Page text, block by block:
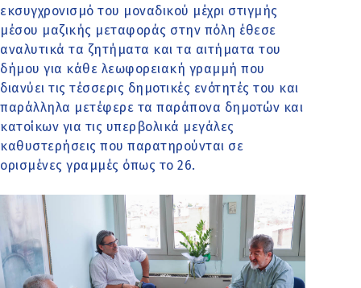
εκσυγχρονισμό του μοναδικού μέχρι στιγμής
μέσου μαζικής μεταφοράς στην πόλη έθεσε
αναλυτικά τα ζητήματα και τα αιτήματα του
δήμου για κάθε λεωφορειακή γραμμή που
διανύει τις τέσσερις δημοτικές ενότητές του και
παράλληλα μετέφερε τα παράπονα δημοτών και
κατοίκων για τις υπερβολικά μεγάλες
καθυστερήσεις που παρατηρούνται σε
ορισμένες γραμμές όπως το 26.